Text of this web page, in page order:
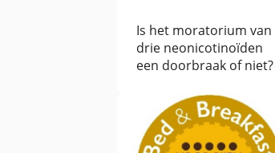
Is het moratorium van
drie neonicotinoïden
een doorbraak of niet?